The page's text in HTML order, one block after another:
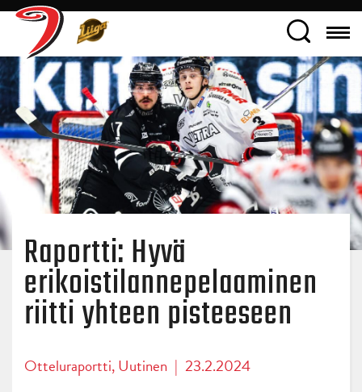
Raportti: Hyvä
erikoistilannepelaaminen
riitti yhteen pisteeseen
Otteluraportti,Uutinen | 23.2.2024